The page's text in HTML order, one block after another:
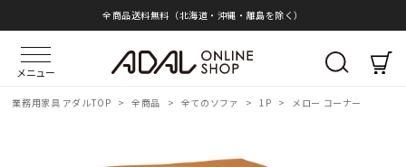
全商品送料無料（北海道・沖縄・離島を除く）
メニュー
業務用家具 アダルTOP > 全商品 > 全てのソファ > 1P > メロー コーナー